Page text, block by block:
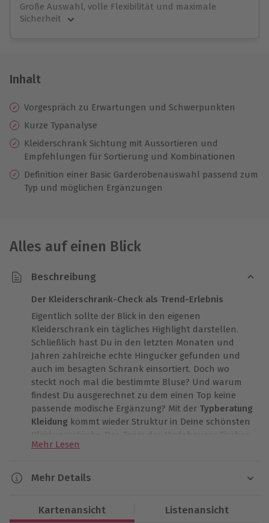
Große Auswahl, volle Flexibilität und maximale
Sicherheit
Jeder Gutschein für alle Erlebnisse einlösbar.
10 Jahre gültig & verlängerbar.
Inhalt
Vorgespräch zu Erwartungen und Schwerpunkten
Kurze Typanalyse
Kleiderschrank Sichtung mit Aussortieren und
Empfehlungen für Sortierung und Kombinationen
Definition einer Basic Garderobenauswahl passend zum
Typ und möglichen Ergänzungen
Alles auf einen Blick
Beschreibung
Der Kleiderschrank-Check als Trend-Erlebnis
Eigentlich sollte der Blick in den eigenen
Kleiderschrank ein tägliches Highlight darstellen.
Schließlich hast Du in den letzten Monaten und
Jahren zahlreiche echte Hingucker gefunden und
auch im besagten Schrank einsortiert. Doch wo
steckt noch mal die bestimmte Bluse? Und warum
findest Du ausgerechnet zu dem einen Top keine
passende modische Ergänzung? Mit der Typberatung
Kleidung kommt wieder Struktur in Deine schönsten
Kleidungsstücke. Das Team des Modehauses Fischer
besucht Dich zu Hause und nimmt mit Dir Deinen
buntem Durcheinander wirst Du nach der
für einen stilvollen Auftritt braucht – und die ganz
Mehr Lesen
Mehr Details
Ca. 2 Stunden
Kartenansicht Listenansicht